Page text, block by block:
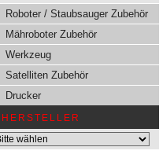
Roboter / Staubsauger Zubehör
Mähroboter Zubehör
Werkzeug
Satelliten Zubehör
Drucker
HERSTELLER